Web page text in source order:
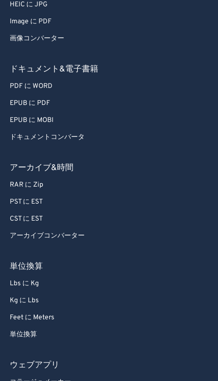
HEIC に JPG
Image に PDF
画像コンバーター
ドキュメント&電子書籍
PDF に WORD
EPUB に PDF
EPUB に MOBI
ドキュメントコンバータ
アーカイブ&時間
RAR に Zip
PST に EST
CST に EST
アーカイブコンバーター
単位換算
Lbs に Kg
Kg に Lbs
Feet に Meters
単位換算
ウェブアプリ